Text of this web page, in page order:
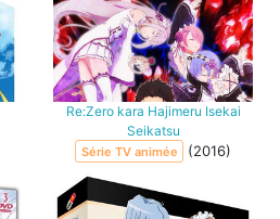
Re:Zero kara Hajimeru Isekai
Seikatsu
Série TV animée (2016)